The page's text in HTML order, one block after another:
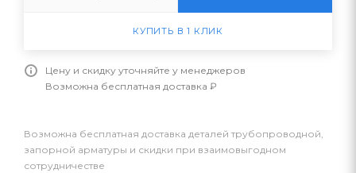
КУПИТЬ В 1 КЛИК
Цену и скидку уточняйте у менеджеров
Возможна бесплатная доставка ₽
Возможна бесплатная доставка деталей трубопроводной,
запорной арматуры и скидки при взаимовыгодном
сотрудничестве